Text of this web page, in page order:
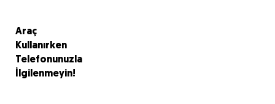
Araç
Kullanırken
Telefonunuzla
İlgilenmeyin!